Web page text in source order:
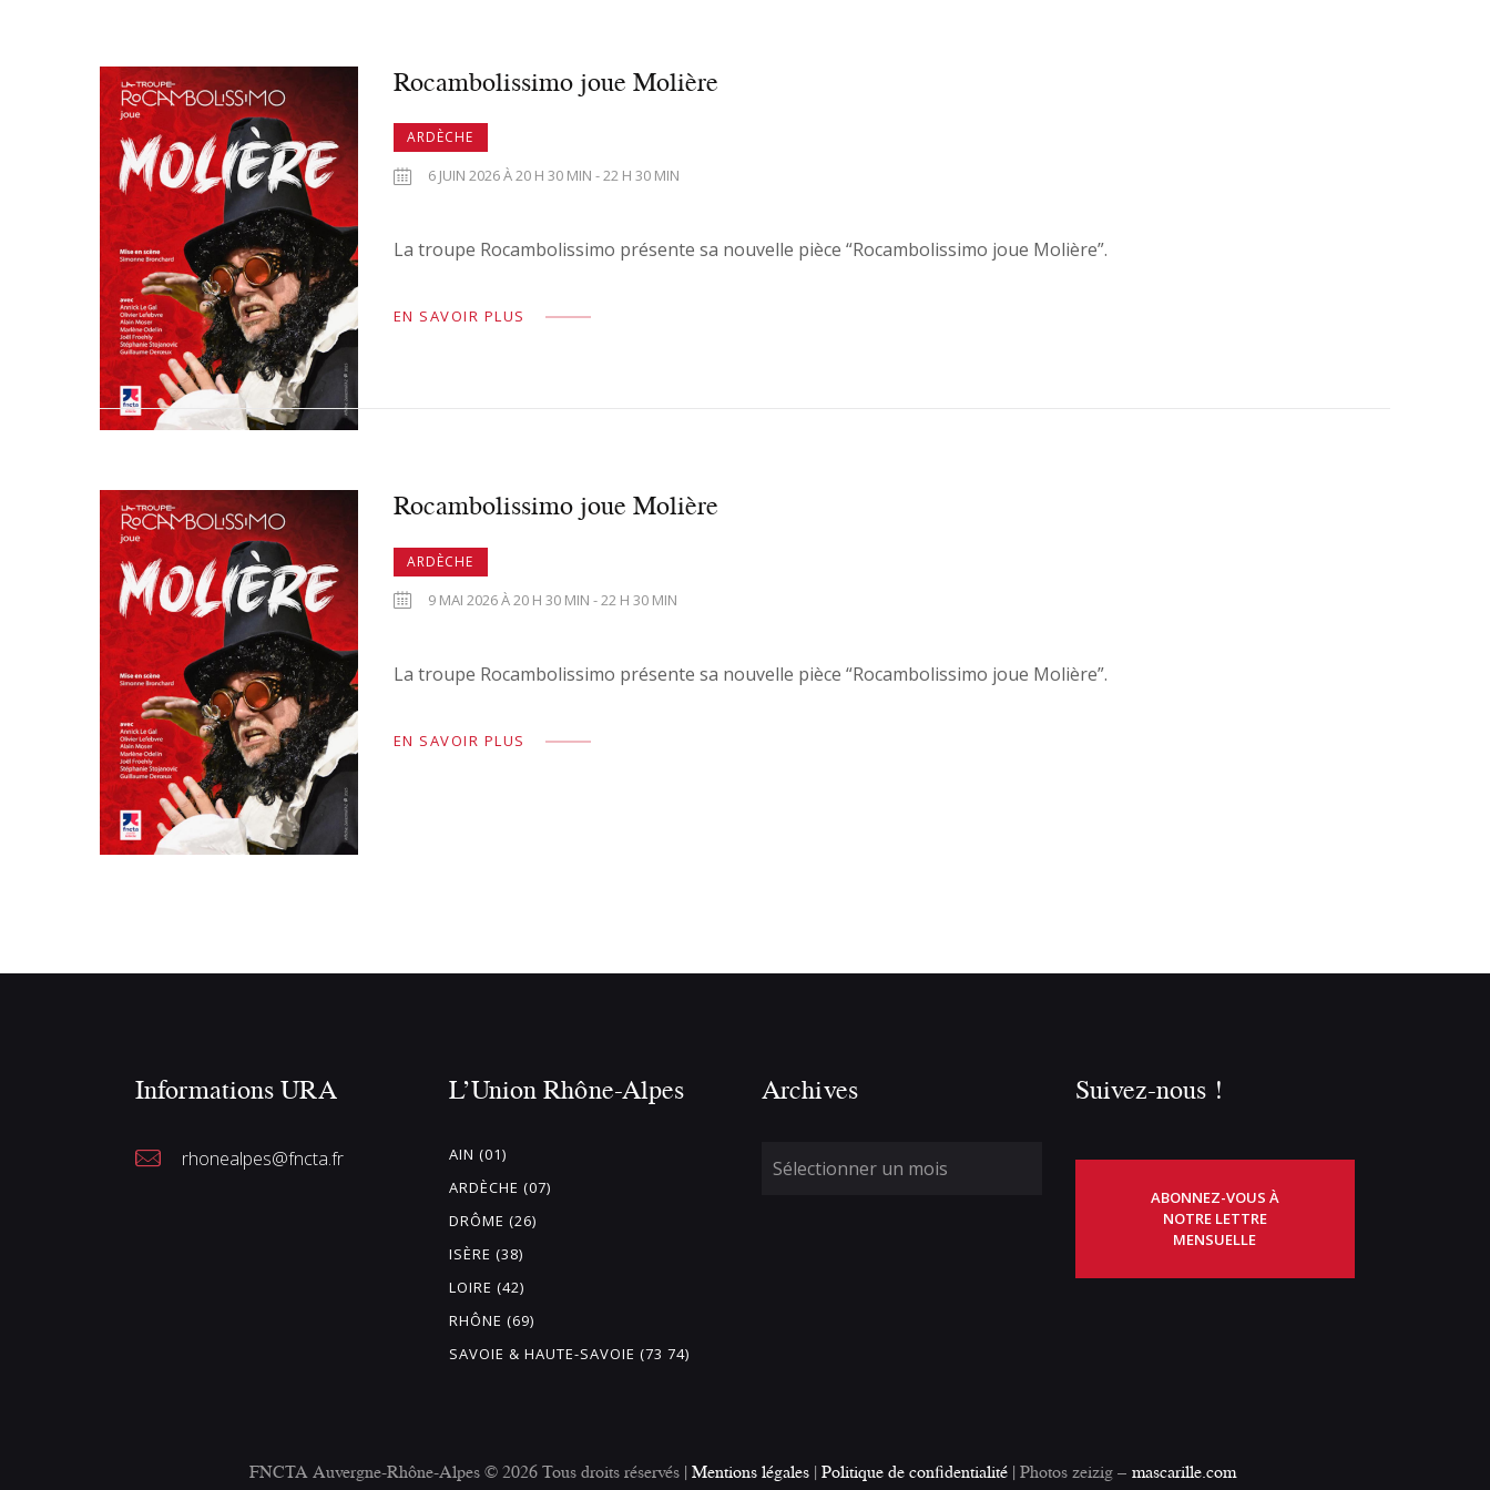
Rocambolissimo joue Molière
ARDÈCHE
6 JUIN 2026 À 20 H 30 MIN - 22 H 30 MIN
La troupe Rocambolissimo présente sa nouvelle pièce “Rocambolissimo joue Molière”.
EN SAVOIR PLUS
Rocambolissimo joue Molière
ARDÈCHE
9 MAI 2026 À 20 H 30 MIN - 22 H 30 MIN
La troupe Rocambolissimo présente sa nouvelle pièce “Rocambolissimo joue Molière”.
EN SAVOIR PLUS
Informations URA
rhonealpes@fncta.fr
L’Union Rhône-Alpes
AIN (01)
ARDÈCHE (07)
DRÔME (26)
ISÈRE (38)
LOIRE (42)
RHÔNE (69)
SAVOIE & HAUTE-SAVOIE (73 74)
Archives Suivez-nous !
ABONNEZ-VOUS À
NOTRE LETTRE
MENSUELLE
FNCTA Auvergne-Rhône-Alpes © 2026 Tous droits réservés | Mentions légales| Politique de confidentialité | Photos zeizig – mascarille.com